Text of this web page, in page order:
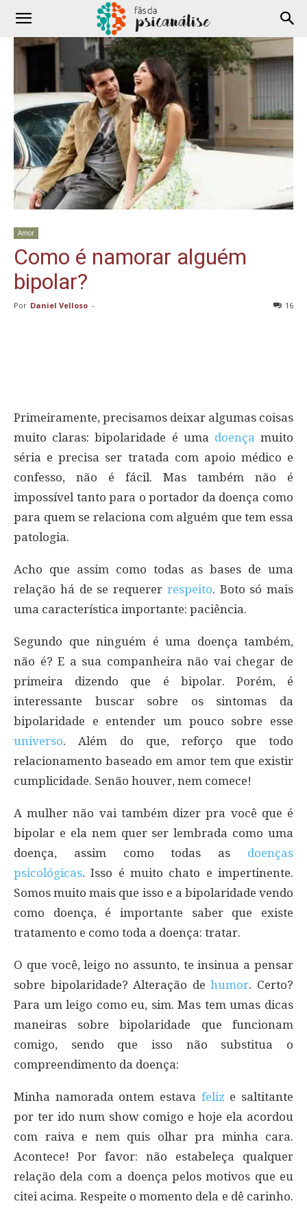
Amor
Como é namorar alguém
bipolar?
Por Daniel Velloso - 16
Primeiramente, precisamos deixar algumas coisas
muito claras: bipolaridade é uma doençamuito
séria e precisa ser tratada com apoio médico e
confesso, não é fácil. Mas também não é
impossível tanto para o portador da doença como
para quem se relaciona com alguém que tem essa
patologia.
Acho que assim como todas as bases de uma
relação há de se requerer respeito. Boto só mais
uma característica importante: paciência.
Segundo que ninguém é uma doença também,
não é? E a sua companheira não vai chegar de
primeira dizendo que é bipolar. Porém, é
interessante buscar sobre os sintomas da
bipolaridade e entender um pouco sobre esse
universo. Além do que, reforço que todo
relacionamento baseado em amor tem que existir
cumplicidade. Senão houver, nem comece!
A mulher não vai também dizer pra você que é
bipolar e ela nem quer ser lembrada como uma
doença, assim como todas as doenças
psicológicas. Isso é muito chato e impertinente.
Somos muito mais que isso e a bipolaridade vendo
como doença, é importante saber que existe
tratamento e como toda a doença: tratar.
O que você, leigo no assunto, te insinua a pensar
sobre bipolaridade? Alteração dehumor. Certo?
Para um leigo como eu, sim. Mas tem umas dicas
maneiras sobre bipolaridade que funcionam
comigo, sendo que isso não substitua o
compreendimento da doença:
Minha namorada ontem estava feliz e saltitante
por ter ido num show comigo e hoje ela acordou
com raiva e nem quis olhar pra minha cara.
Acontece! Por favor: não estabeleça qualquer
relação dela com a doença pelos motivos que eu
citei acima. Respeite o momento dela e dê carinho.